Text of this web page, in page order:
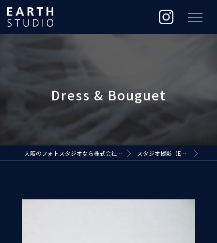
大阪のフォトスタジオなら株式会社ジ・アースプロダクション スタジオ撮影（EARTH STUDIO）